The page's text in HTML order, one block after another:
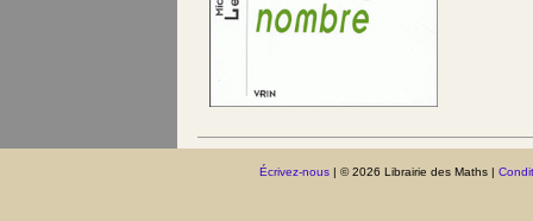
Écrivez-nous| © 2026 Librairie des Maths |